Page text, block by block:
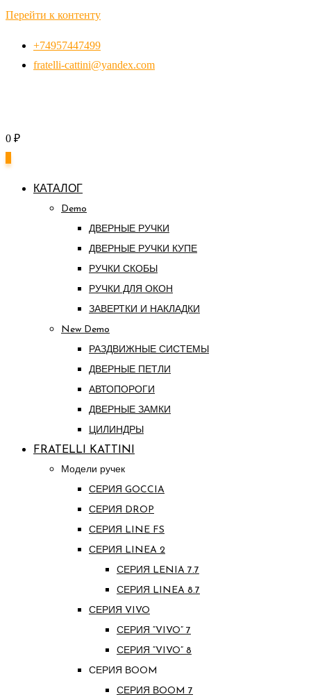
Перейти к контенту
+74957447499
fratelli-cattini@yandex.com
0 ₽
КАТАЛОГ
Demo
ДВЕРНЫЕ РУЧКИ
ДВЕРНЫЕ РУЧКИ КУПЕ
РУЧКИ СКОБЫ
РУЧКИ ДЛЯ ОКОН
ЗАВЕРТКИ И НАКЛАДКИ
New Demo
РАЗДВИЖНЫЕ СИСТЕМЫ
ДВЕРНЫЕ ПЕТЛИ
АВТОПОРОГИ
ДВЕРНЫЕ ЗАМКИ
ЦИЛИНДРЫ
FRATELLI KATTINI
Модели ручек
СЕРИЯ GOCCIA
СЕРИЯ DROP
СЕРИЯ LINE FS
СЕРИЯ LINEA 2
СЕРИЯ LENIA 7.7
СЕРИЯ LINEA 8.7
СЕРИЯ VIVO
СЕРИЯ “VIVO” 7
СЕРИЯ “VIVO” 8
СЕРИЯ ВOOM
СЕРИЯ ВOOM 7